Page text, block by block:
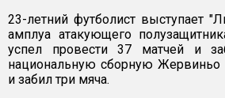
23-летний футболист выступает
амплуа атакующего
успел провести 37 матчей и
национальную сборную Жервиньо
и забил три мяча.